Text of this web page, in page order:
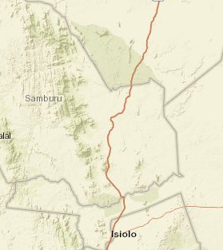
landes rocheuses de
Camp (3340 m) - Shipton
après le petit déjeuner et
en direction du Nord
de Mackinder offrant des
début constituée de